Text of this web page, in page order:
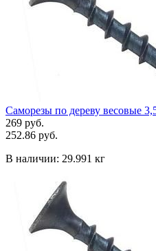
Саморезы по дереву весовые
269 руб.
252.86 руб.
В наличии: 29.991 кг